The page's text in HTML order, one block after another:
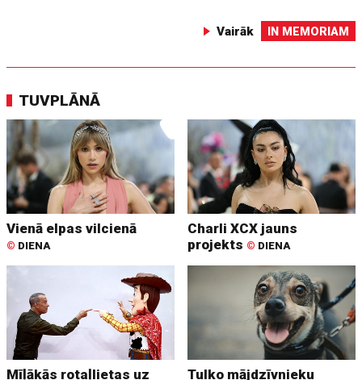
Vairāk IN MEMORIAM
TUVPLĀNĀ
Vienā elpas vilcienā
© DIENA
Charli XCX jauns
projekts © DIENA
Mīļākās rotaļlietas uz
Tulko mājdzīvnieku